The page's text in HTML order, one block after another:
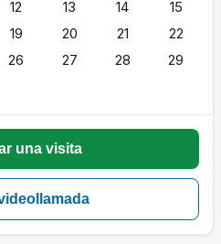
12 13 14
15
19 20 21
22
26 27 28
29